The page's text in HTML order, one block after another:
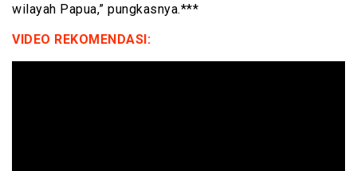
wilayah Papua,” pungkasnya.***
VIDEO REKOMENDASI: